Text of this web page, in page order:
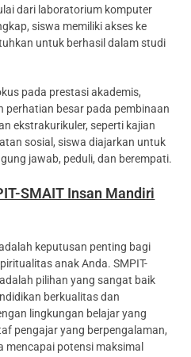
dari laboratorium komputer
siswa memiliki akses ke
untuk berhasil dalam studi
pada prestasi akademis,
perhatian besar pada pembinaan
ekstrakurikuler, seperti kajian
sosial, siswa diajarkan untuk
jawab, peduli, dan berempati.
SMAIT Insan Mandiri
keputusan penting bagi
anak Anda. SMPIT-
pilihan yang sangat baik
berkualitas dan
lingkungan belajar yang
pengajar yang berpengalaman,
mencapai potensi maksimal